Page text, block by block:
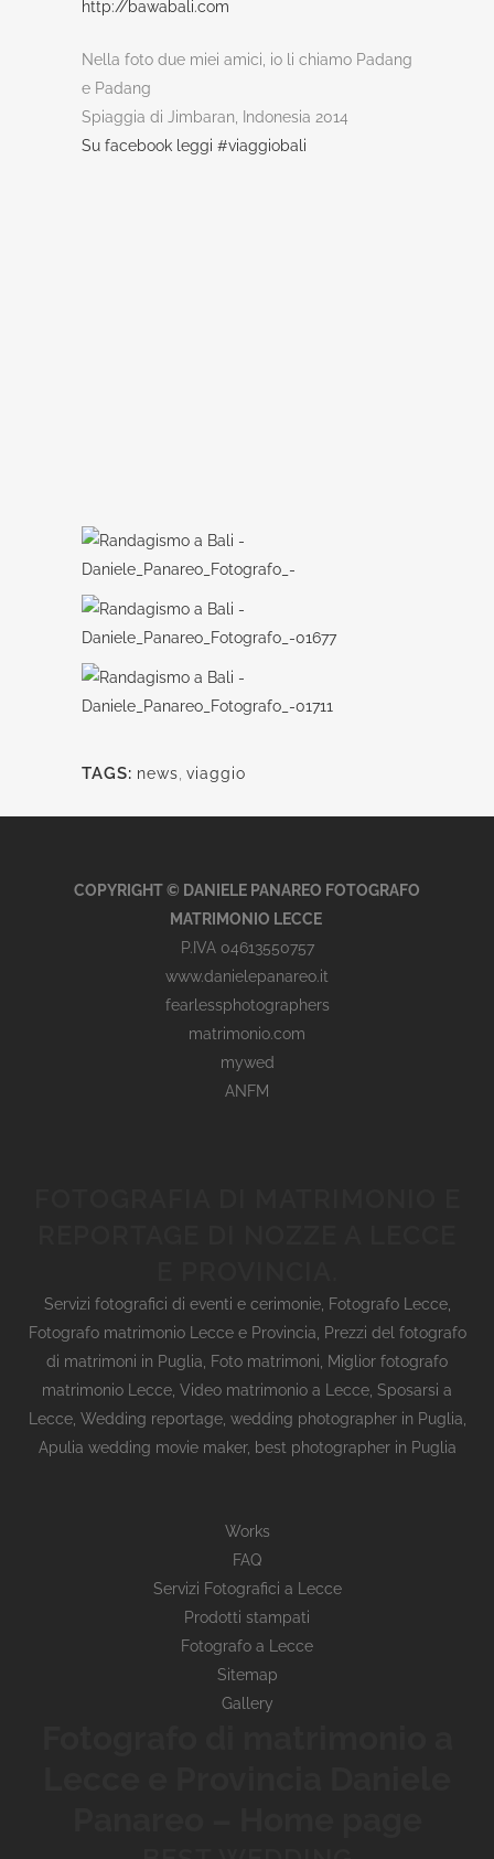
http://bawabali.com
Nella foto due miei amici, io li chiamo Padang
e Padang
Spiaggia di Jimbaran, Indonesia 2014
‪Su facebook leggi #‎viaggiobali‬
TAGS: news viaggio
COPYRIGHT © DANIELE PANAREO FOTOGRAFO
MATRIMONIO LECCE
P.IVA 04613550757
www.danielepanareo.it
fearlessphotographers
matrimonio.com
mywed
ANFM
Servizi fotografici di eventi e cerimonie, Fotografo Lecce,
Fotografo matrimonio Lecce e Provincia
Prezzi del fotografo
di matrimoni in Puglia
Foto matrimoni
Miglior fotografo
matrimonio Lecce Video matrimonio a Lecce Sposarsi a
Lecce, Wedding reportage, wedding photographer in Puglia,
Apulia wedding movie maker, best photographer in Puglia
Works
FAQ
Servizi Fotografici a Lecce
Prodotti stampati
Fotografo a Lecce
Sitemap
Gallery